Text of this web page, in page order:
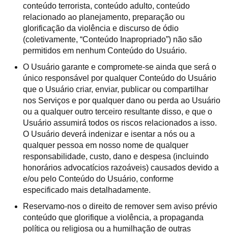
conteúdo terrorista, conteúdo adulto, conteúdo
relacionado ao planejamento, preparação ou
glorificação da violência e discurso de ódio
(coletivamente, “Conteúdo Inapropriado”) não são
permitidos em nenhum Conteúdo do Usuário.
O Usuário garante e compromete-se ainda que será o
único responsável por qualquer Conteúdo do Usuário
que o Usuário criar, enviar, publicar ou compartilhar
nos Serviços e por qualquer dano ou perda ao Usuário
ou a qualquer outro terceiro resultante disso, e que o
Usuário assumirá todos os riscos relacionados a isso.
O Usuário deverá indenizar e isentar a nós ou a
qualquer pessoa em nosso nome de qualquer
responsabilidade, custo, dano e despesa (incluindo
honorários advocatícios razoáveis) causados devido a
e/ou pelo Conteúdo do Usuário, conforme
especificado mais detalhadamente.
Reservamo-nos o direito de remover sem aviso prévio
conteúdo que glorifique a violência, a propaganda
política ou religiosa ou a humilhação de outras